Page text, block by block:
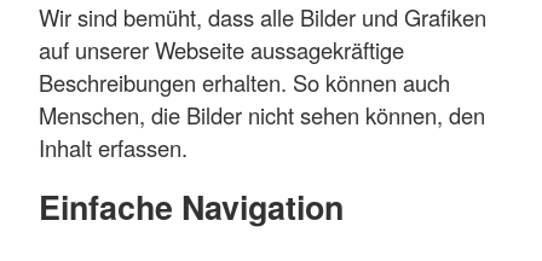
Wir sind bemüht, dass alle Bilder und Grafiken
auf unserer Webseite aussagekräftige
Beschreibungen erhalten. So können auch
Menschen, die Bilder nicht sehen können, den
Inhalt erfassen.
Einfache Navigation